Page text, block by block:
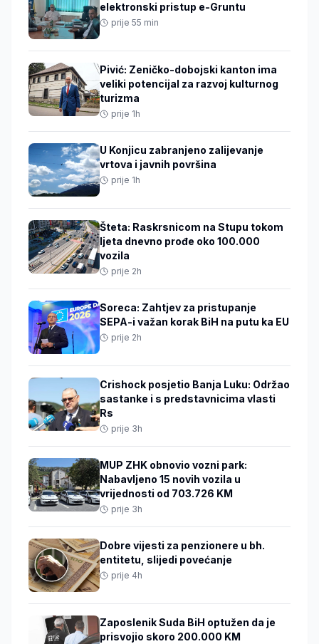
elektronski pristup e-Gruntu
prije 55 min
Pivić: Zeničko-dobojski kanton ima
veliki potencijal za razvoj kulturnog
turizma
prije 1h
U Konjicu zabranjeno zalijevanje
vrtova i javnih površina
prije 1h
Šteta: Raskrsnicom na Stupu tokom
ljeta dnevno prođe oko 100.000
vozila
prije 2h
Soreca: Zahtjev za pristupanje
SEPA-i važan korak BiH na putu ka EU
prije 2h
Crishock posjetio Banja Luku: Održao
sastanke i s predstavnicima vlasti
Rs
prije 3h
MUP ZHK obnovio vozni park:
Nabavljeno 15 novih vozila u
vrijednosti od 703.726 KM
prije 3h
Dobre vijesti za penzionere u bh.
entitetu, slijedi povećanje
prije 4h
Zaposlenik Suda BiH optužen da je
prisvojio skoro 200.000 KM